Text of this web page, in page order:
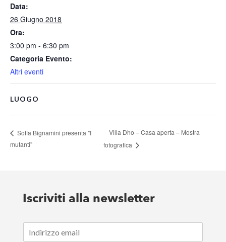
Data:
26 Giugno 2018
Ora:
3:00 pm - 6:30 pm
Categoria Evento:
Altri eventi
LUOGO
Sofia Bignamini presenta "I
mutanti"
Villa Dho – Casa aperta – Mostra
fotografica
Iscriviti alla newsletter
m